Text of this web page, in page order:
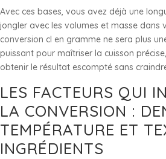
Avec ces bases, vous avez déjà une
jongler avec les volumes et masse dans
conversion cl en gramme ne sera plus
puissant pour maîtriser la cuisson
obtenir le résultat escompté sans
LES FACTEURS QUI
LA CONVERSION :
TEMPÉRATURE ET
INGRÉDIENTS